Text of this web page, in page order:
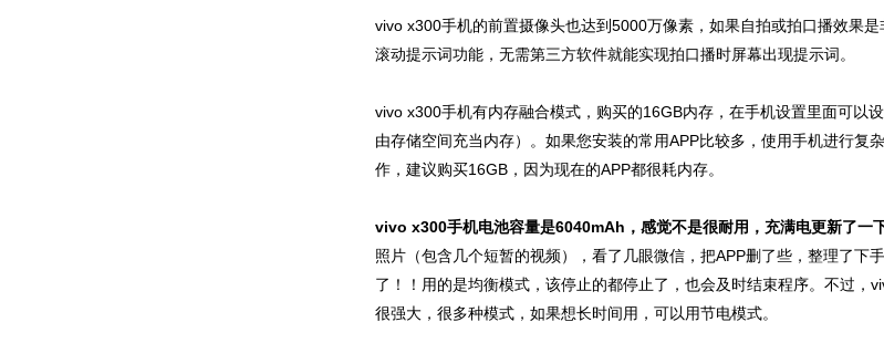
vivo x300手机的前置摄像头也达到5000万像素，如果自拍或拍口播效果
滚动提示词功能，无需第三方软件就能实现拍口播时屏幕出现提示词。
vivo x300手机有内存融合模式，购买的16GB内存，在手机设置里面可以
由存储空间充当内存）。如果您安装的常用APP比较多，使用手机进行复
作，建议购买16GB，因为现在的APP都很耗内存。
vivo x300手机电池容量是6040mAh，感觉不是很耐用，充满电更新了一
照片（包含几个短暂的视频），看了几眼微信，把APP删了些，整理了下
了！！用的是均衡模式，该停止的都停止了，也会及时结束程序。不过，
很强大，很多种模式，如果想长时间用，可以用节电模式。